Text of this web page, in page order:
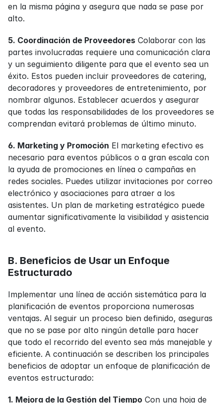
en la misma página y asegura que nada se pase por
alto.
5. Coordinación de Proveedores Colaborar con las
partes involucradas requiere una comunicación clara
y un seguimiento diligente para que el evento sea un
éxito. Estos pueden incluir proveedores de catering,
decoradores y proveedores de entretenimiento, por
nombrar algunos. Establecer acuerdos y asegurar
que todas las responsabilidades de los proveedores se
comprendan evitará problemas de último minuto.
6. Marketing y Promoción El marketing efectivo es
necesario para eventos públicos o a gran escala con
la ayuda de promociones en línea o campañas en
redes sociales. Puedes utilizar invitaciones por correo
electrónico y asociaciones para atraer a los
asistentes. Un plan de marketing estratégico puede
aumentar significativamente la visibilidad y asistencia
al evento.
B. Beneficios de Usar un Enfoque
Estructurado
Implementar una línea de acción sistemática para la
planificación de eventos proporciona numerosas
ventajas. Al seguir un proceso bien definido, aseguras
que no se pase por alto ningún detalle para hacer
que todo el recorrido del evento sea más manejable y
eficiente. A continuación se describen los principales
beneficios de adoptar un enfoque de planificación de
eventos estructurado:
1. Mejora de la Gestión del Tiempo Con una hoja de